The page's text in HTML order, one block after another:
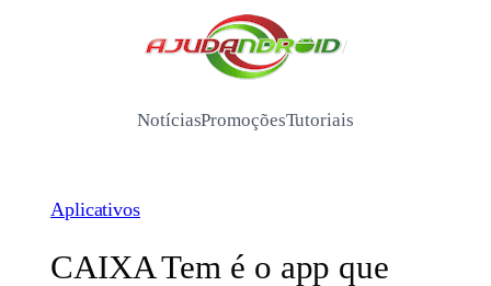
/
NotíciasPromoçõesTutoriais
Aplicativos
CAIXA Tem é o app que